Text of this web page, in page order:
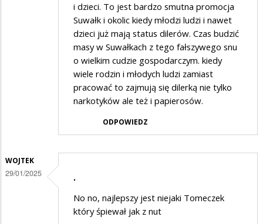
i dzieci. To jest bardzo smutna promocja
Suwałk i okolic kiedy młodzi ludzi i nawet
dzieci już mają status dilerów. Czas budzić
masy w Suwałkach z tego fałszywego snu
o wielkim cudzie gospodarczym. kiedy
wiele rodzin i młodych ludzi zamiast
pracować to zajmują się dilerką nie tylko
narkotyków ale też i papierosów.
ODPOWIEDZ
WOJTEK
29/01/2025 .
No no, najlepszy jest niejaki Tomeczek
który śpiewał jak z nut